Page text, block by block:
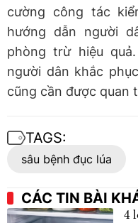
cường công tác
hướng dẫn người
phòng trừ hiệu
người dân khắc
cũng cần được quan
TAGS:
sâu bệnh đục lúa
CÁC TIN BÀI
4